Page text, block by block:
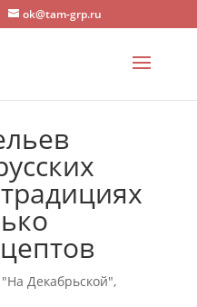
ok@tam-grp.ru
Декабрьской",